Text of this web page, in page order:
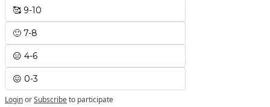
🥰 9-10
🙂 7-8
😑 4-6
😖 0-3
LoginorSubscribeto participate